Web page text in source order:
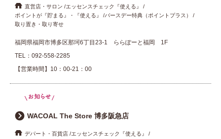
直営店・サロン
エッセンスチェック『使える』
ポイントが『貯まる』・『使える』
バースデー特典（ポイントプラス）
取り置き・取り寄せ
福岡県福岡市博多区那珂6丁目23-1 ららぽーと福岡 1F
TEL： 092-558-2285
【営業時間】10：00-21：00
WACOAL The Store 博多阪急店
デパート・百貨店 エッセンスチェック『使える』